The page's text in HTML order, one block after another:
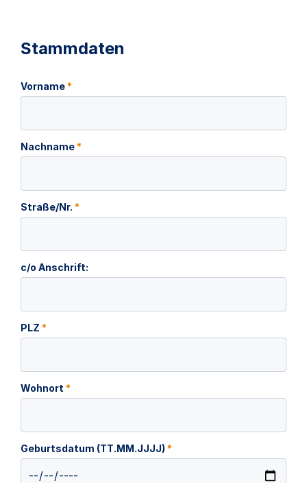
Stammdaten
Vorname*
Nachname*
Straße/Nr. *
c/o Anschrift:
PLZ *
Wohnort *
Geburtsdatum (TT.MM.JJJJ) *